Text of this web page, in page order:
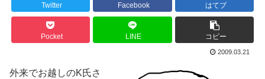
Twitter Facebook はてブ
Pocket LINE コピー
2009.03.21
外来でお越しのK氏さ